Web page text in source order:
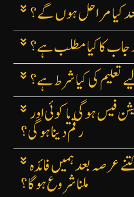
کیا مراحل ہوں گے؟
جاب کا کیا مطلب ہے؟
کی کیا شرط ہے؟
فیس ہوگی یا کوئی اور
رقم دینا ہوگی؟
عرصہ بعد ہمیں فائدہ
ملنا شروع ہوگا؟